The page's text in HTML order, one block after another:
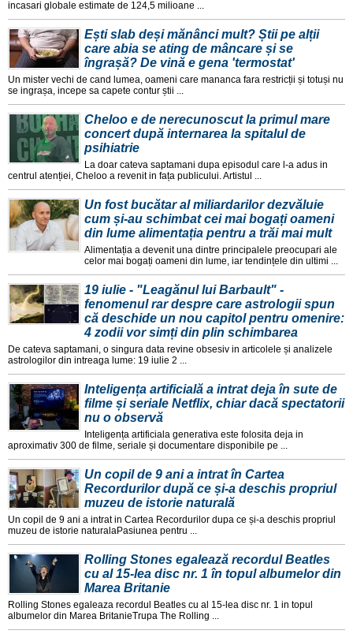
incasari globale estimate de 124,5 milioane ...
Ești slab deși mănânci mult? Știi pe alții
care abia se ating de mâncare și se
îngrașă? De vină e gena 'termostat'
Un mister vechi de cand lumea, oameni care mananca fara restricții și totuși nu
se ingrașa, incepe sa capete contur știi ...
Cheloo e de nerecunoscut la primul mare
concert după internarea la spitalul de
psihiatrie
La doar cateva saptamani dupa episodul care l-a adus in
centrul atenției, Cheloo a revenit in fața publicului. Artistul ...
Un fost bucătar al miliardarilor dezvăluie
cum și-au schimbat cei mai bogați oameni
din lume alimentația pentru a trăi mai mult
Alimentația a devenit una dintre principalele preocupari ale
celor mai bogați oameni din lume, iar tendințele din ultimi ...
19 iulie - "Leagănul lui Barbault" -
fenomenul rar despre care astrologii spun
că deschide un nou capitol pentru omenire:
4 zodii vor simți din plin schimbarea
De cateva saptamani, o singura data revine obsesiv in articolele și analizele
astrologilor din intreaga lume: 19 iulie 2 ...
Inteligența artificială a intrat deja în sute de
filme și seriale Netflix, chiar dacă spectatorii
nu o observă
Inteligența artificiala generativa este folosita deja in
aproximativ 300 de filme, seriale și documentare disponibile pe ...
Un copil de 9 ani a intrat în Cartea
Recordurilor după ce și-a deschis propriul
muzeu de istorie naturală
Un copil de 9 ani a intrat in Cartea Recordurilor dupa ce și-a deschis propriul
muzeu de istorie naturalaPasiunea pentru ...
Rolling Stones egalează recordul Beatles
cu al 15-lea disc nr. 1 în topul albumelor din
Marea Britanie
Rolling Stones egaleaza recordul Beatles cu al 15-lea disc nr. 1 in topul
albumelor din Marea BritanieTrupa The Rolling ...